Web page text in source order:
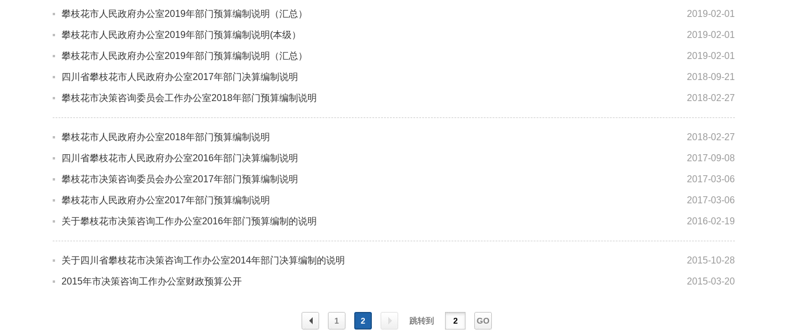
2019-02-01
攀枝花市人民政府办公室2019年部门预算编制说明（汇总）
2019-02-01
攀枝花市人民政府办公室2019年部门预算编制说明(本级）
2019-02-01
攀枝花市人民政府办公室2019年部门预算编制说明（汇总）
2018-09-21
四川省攀枝花市人民政府办公室2017年部门决算编制说明
2018-02-27
攀枝花市决策咨询委员会工作办公室2018年部门预算编制说明
2018-02-27
攀枝花市人民政府办公室2018年部门预算编制说明
2017-09-08
四川省攀枝花市人民政府办公室2016年部门决算编制说明
2017-03-06
攀枝花市决策咨询委员会办公室2017年部门预算编制说明
2017-03-06
攀枝花市人民政府办公室2017年部门预算编制说明
2016-02-19
关于攀枝花市决策咨询工作办公室2016年部门预算编制的说明
2015-10-28
关于四川省攀枝花市决策咨询工作办公室2014年部门决算编制的说明
2015-03-20
2015年市决策咨询工作办公室财政预算公开
1 2 跳转到 GO